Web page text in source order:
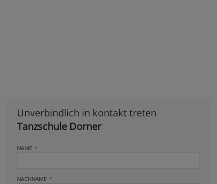
Unverbindlich in kontakt treten
Tanzschule Dorner
NAME
NACHNAME